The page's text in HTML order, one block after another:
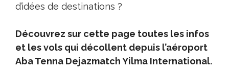
d’idées de destinations ?
Découvrez sur cette page toutes les infos
et les vols qui décollent depuis l’aéroport
Aba Tenna Dejazmatch Yilma International.